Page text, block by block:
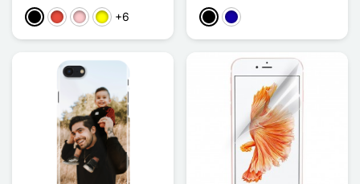
NegroRojoRosaAmarillo
+6 NegroAzul oscuro